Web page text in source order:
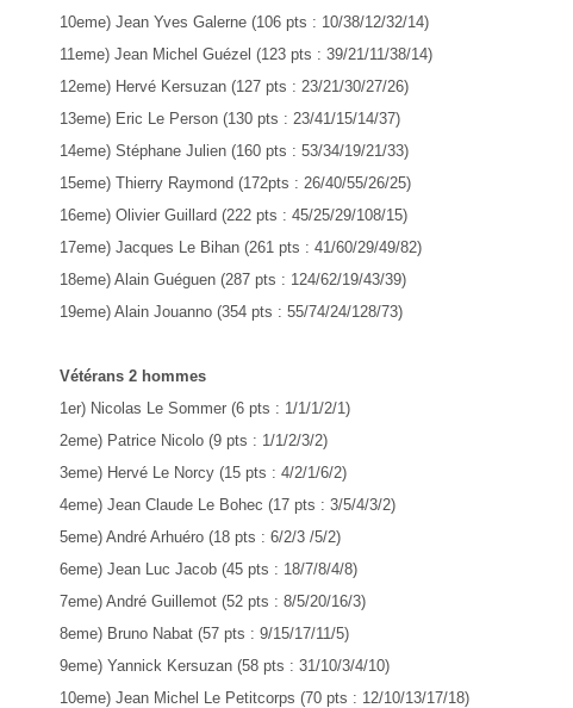
10eme) Jean Yves Galerne (106 pts : 10/38/12/32/14)
11eme) Jean Michel Guézel (123 pts : 39/21/11/38/14)
12eme) Hervé Kersuzan (127 pts : 23/21/30/27/26)
13eme) Eric Le Person (130 pts : 23/41/15/14/37)
14eme) Stéphane Julien (160 pts : 53/34/19/21/33)
15eme) Thierry Raymond (172pts : 26/40/55/26/25)
16eme) Olivier Guillard (222 pts : 45/25/29/108/15)
17eme) Jacques Le Bihan (261 pts : 41/60/29/49/82)
18eme) Alain Guéguen (287 pts : 124/62/19/43/39)
19eme) Alain Jouanno (354 pts : 55/74/24/128/73)
Vétérans 2 hommes
1er) Nicolas Le Sommer (6 pts : 1/1/1/2/1)
2eme) Patrice Nicolo (9 pts : 1/1/2/3/2)
3eme) Hervé Le Norcy (15 pts : 4/2/1/6/2)
4eme) Jean Claude Le Bohec (17 pts : 3/5/4/3/2)
5eme) André Arhuéro (18 pts : 6/2/3 /5/2)
6eme) Jean Luc Jacob (45 pts : 18/7/8/4/8)
7eme) André Guillemot (52 pts : 8/5/20/16/3)
8eme) Bruno Nabat (57 pts : 9/15/17/11/5)
9eme) Yannick Kersuzan (58 pts : 31/10/3/4/10)
10eme) Jean Michel Le Petitcorps (70 pts : 12/10/13/17/18)